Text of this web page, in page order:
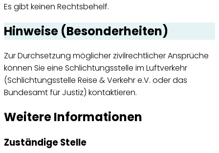
Es gibt keinen Rechtsbehelf.
Hinweise (Besonderheiten)
Zur Durchsetzung möglicher zivilrechtlicher Ansprüche
können Sie eine Schlichtungsstelle im Luftverkehr
(Schlichtungsstelle Reise & Verkehr e.V. oder das
Bundesamt für Justiz) kontaktieren.
Weitere Informationen
Zuständige Stelle